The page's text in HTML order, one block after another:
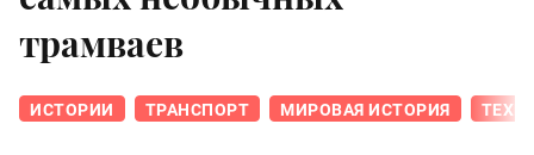
трамваев
ИСТОРИИ ТРАНСПОРТ МИРОВАЯ ИСТОРИЯ